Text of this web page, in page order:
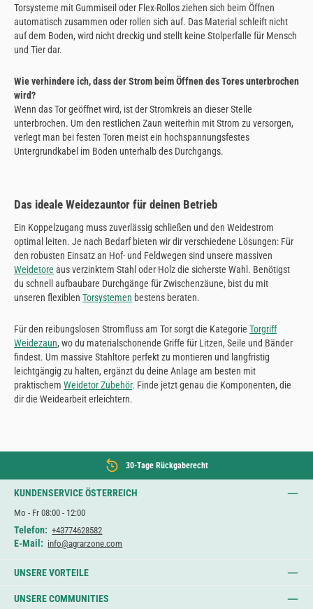
Torsysteme mit Gummiseil oder Flex-Rollos ziehen sich beim Öffnen
automatisch zusammen oder rollen sich auf. Das Material schleift nicht
auf dem Boden, wird nicht dreckig und stellt keine Stolperfalle für Mensch
und Tier dar.
Wie verhindere ich, dass der Strom beim Öffnen des Tores unterbrochen
wird?
Wenn das Tor geöffnet wird, ist der Stromkreis an dieser Stelle
unterbrochen. Um den restlichen Zaun weiterhin mit Strom zu versorgen,
verlegt man bei festen Toren meist ein hochspannungsfestes
Untergrundkabel im Boden unterhalb des Durchgangs.
Das ideale Weidezauntor für deinen Betrieb
Ein Koppelzugang muss zuverlässig schließen und den Weidestrom
optimal leiten. Je nach Bedarf bieten wir dir verschiedene Lösungen: Für
den robusten Einsatz an Hof- und Feldwegen sind unsere massiven
Weidetore aus verzinktem Stahl oder Holz die sicherste Wahl. Benötigst
du schnell aufbaubare Durchgänge für Zwischenzäune, bist du mit
unseren flexiblen Torsystemen bestens beraten.
Für den reibungslosen Stromfluss am Tor sorgt die Kategorie Torgriff
Weidezaun, wo du materialschonende Griffe für Litzen, Seile und Bänder
findest. Um massive Stahltore perfekt zu montieren und langfristig
leichtgängig zu halten, ergänzt du deine Anlage am besten mit
praktischem Weidetor Zubehör. Finde jetzt genau die Komponenten, die
dir die Weidearbeit erleichtern.
30-Tage Rückgaberecht
KUNDENSERVICE ÖSTERREICH
Mo - Fr 08:00 - 12:00
Telefon: +43774628582
E-Mail: info@agrarzone.com
UNSERE VORTEILE
UNSERE COMMUNITIES